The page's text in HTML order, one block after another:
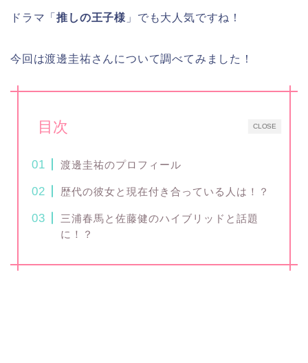
ドラマ「推しの王子様 」でも大人気ですね！
今回は渡邊圭祐さんについて調べてみました！
CLOSE
目次
渡邊圭祐のプロフィール
歴代の彼女と現在付き合っている人は！？
三浦春馬と佐藤健のハイブリッドと話題
に！？